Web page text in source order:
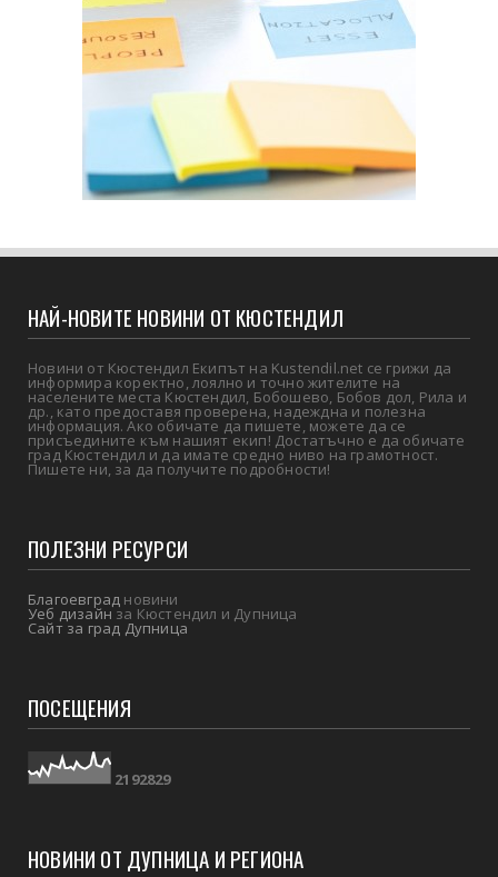
НАЙ-НОВИТЕ НОВИНИ ОТ КЮСТЕНДИЛ
Новини от Кюстендил Екипът на Kustendil.net се грижи да
информира коректно, лоялно и точно жителите на
населените места Кюстендил, Бобошево, Бобов дол, Рила и
др., като предоставя проверена, надеждна и полезна
информация. Ако обичате да пишете, можете да се
присъедините към нашият екип! Достатъчно е да обичате
град Кюстендил и да имате средно ниво на грамотност.
Пишете ни, за да получите подробности!
ПОЛЕЗНИ РЕСУРСИ
Благоевград новини
Уеб дизайнза Кюстендил и Дупница
Сайт за град Дупница
ПОСЕЩЕНИЯ
21 92829
НОВИНИ ОТ ДУПНИЦА И РЕГИОНА